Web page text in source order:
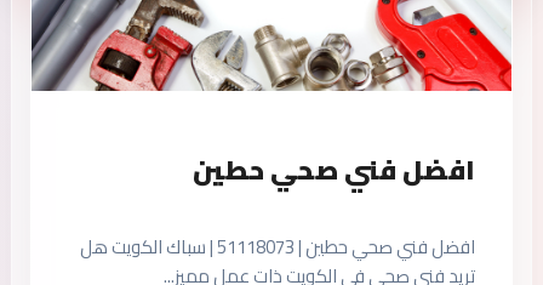
افضل فني صحي حطين
افضل فني صحي حطين | 51118073 | سباك الكويت هل
تريد فني صحي في الكويت ذات عمل مميز...